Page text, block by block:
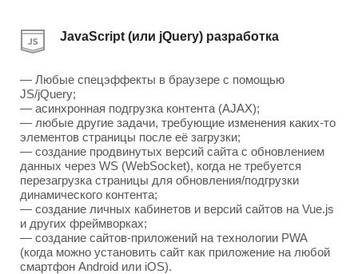
JavaScript (или jQuery) разработка
— Любые спецэффекты в браузере с помощью
JS/jQuery;
— асинхронная подгрузка контента (AJAX);
— любые другие задачи, требующие изменения каких-то
элементов страницы после её загрузки;
— создание продвинутых версий сайта с обновлением
данных через WS (WebSocket), когда не требуется
перезагрузка страницы для обновления/подгрузки
динамического контента;
— создание личных кабинетов и версий сайтов на Vue.js
и других фреймворках;
— создание сайтов-приложений на технологии PWA
(когда можно установить сайт как приложение на любой
смартфон Android или iOS).